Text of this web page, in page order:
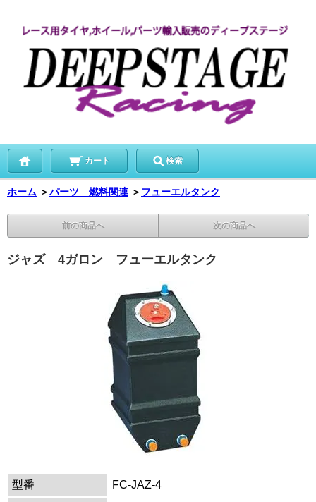
カート 検索
ホーム ＞パーツ 燃料関連 ＞ フューエルタンク
前の商品へ 次の商品へ
ジャズ 4ガロン フューエルタンク
型番
FC-JAZ-4